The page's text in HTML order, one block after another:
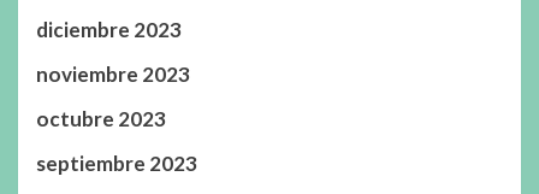
diciembre 2023
noviembre 2023
octubre 2023
septiembre 2023